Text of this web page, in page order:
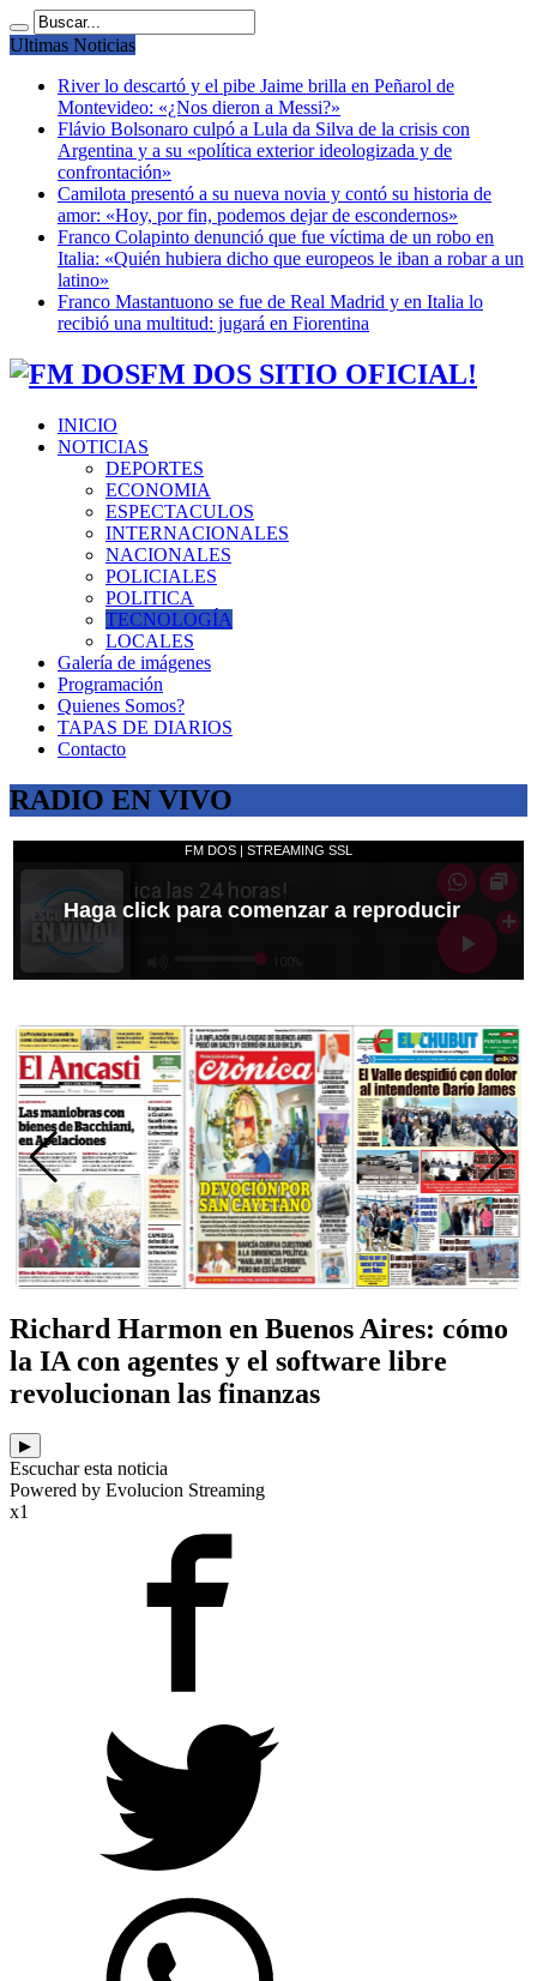
Ultimas Noticias
River lo descartó y el pibe Jaime brilla en Peñarol de
Montevideo: «¿Nos dieron a Messi?»
Flávio Bolsonaro culpó a Lula da Silva de la crisis con
Argentina y a su «política exterior ideologizada y de
confrontación»
Camilota presentó a su nueva novia y contó su historia de
amor: «Hoy, por fin, podemos dejar de escondernos»
Franco Colapinto denunció que fue víctima de un robo en
Italia: «Quién hubiera dicho que europeos le iban a robar a un
latino»
Franco Mastantuono se fue de Real Madrid y en Italia lo
recibió una multitud: jugará en Fiorentina
FM DOS SITIO OFICIAL!
INICIO
NOTICIAS
DEPORTES
ECONOMIA
ESPECTACULOS
INTERNACIONALES
NACIONALES
POLICIALES
POLITICA
TECNOLOGÍA
LOCALES
Galería de imágenes
Programación
Quienes Somos?
TAPAS DE DIARIOS
Contacto
RADIO EN VIVO
Richard Harmon en Buenos Aires: cómo
la IA con agentes y el software libre
revolucionan las finanzas
▶
Escuchar esta noticia
Powered by Evolucion Streaming
x1